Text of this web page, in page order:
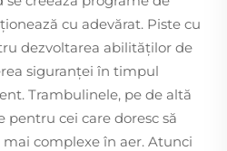
cu adevărat. Piste cu
dezvoltarea abilităților de
siguranței în timpul
Trambulinele, pe de altă
cei care doresc să
complexe în aer. Atunci